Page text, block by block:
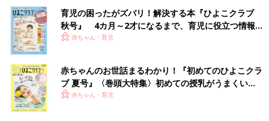
育児の困ったがズバリ！解決する本『ひよこクラブ
秋号』 4カ月～2才になるまで、育児に役立つ情報が
いっぱい！
赤ちゃん・育児
赤ちゃんのお世話まるわかり！『初めてのひよこクラ
ブ 夏号』〈巻頭大特集〉初めての授乳がうまくい
く！ おっぱい・ミルクの基本と夏のトラブル 解決テ
赤ちゃん・育児